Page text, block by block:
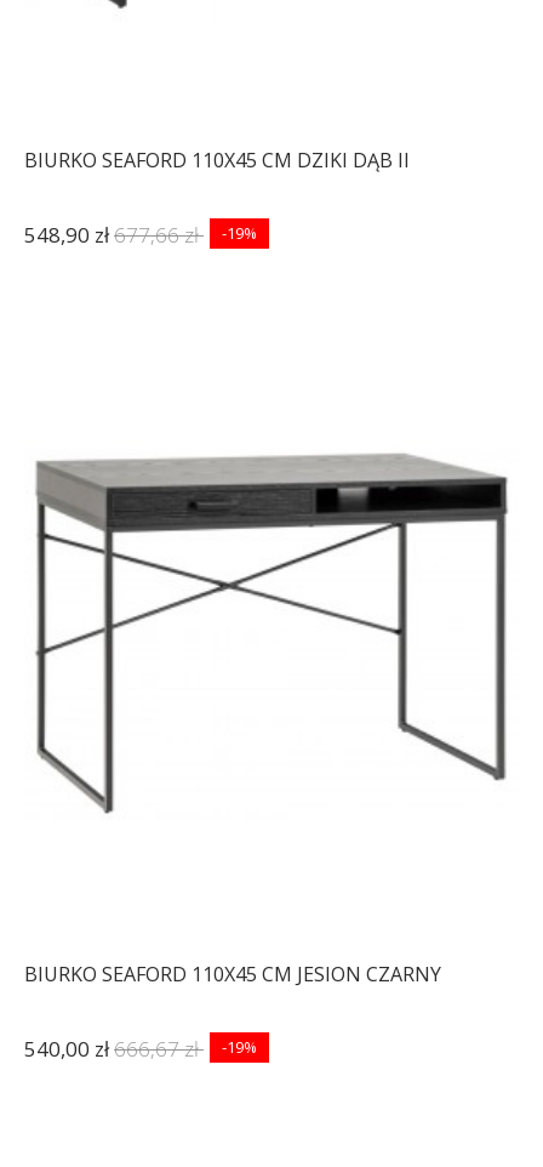
BIURKO SEAFORD 110X45 CM DZIKI DĄB II
548,90 zł677,66 zł -19%
BIURKO SEAFORD 110X45 CM JESION CZARNY
540,00 zł666,67 zł -19%